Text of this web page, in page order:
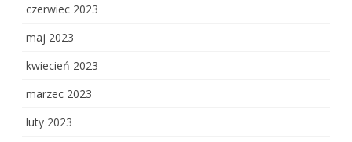
czerwiec 2023
maj 2023
kwiecień 2023
marzec 2023
luty 2023